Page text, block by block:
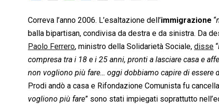
c
e
b
o
o
k
a
t
s
A
p
p
n
k
e
d
I
n
r
e
a
d
s
a
i
l
p
y
L
i
n
k
i
n
t
Correva l’anno 2006. L’esaltazione dell’immigrazione “
balla bipartisan, condivisa da destra e da sinistra. Da
Paolo Ferrero, ministro della Solidarietà Sociale, disse “
compresa tra i 18 e i 25 anni, pronti a lasciare casa e
non vogliono più fare… oggi dobbiamo capire di essere
Prodi andò a casa e Rifondazione Comunista fu
vogliono più fare” sono stati impiegati soprattutto